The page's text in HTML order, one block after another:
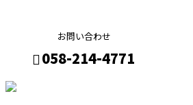
お問い合わせ
058-214-4771